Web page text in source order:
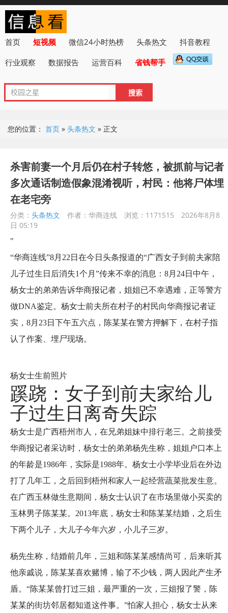
首页 短视频 微信24小时热榜 头条热文
抖音教程
行业观察
数据报告 运营百科 省钱帮手
您的位置： 首页 » 头条热文 » 正文
杀害前妻一个月后仍在村子转悠，被抓前与记者
多次通话制造假象混淆视听，村民：他将尸体埋
在老宅旁
分类： 头条热文 作者：华商连线 浏览：1171515
2026年8月8
日 05:19
"
“华商连线”8月22日在今日头条报道的“广西女子到前夫家陪
儿子过生日后消失1个月”传来不幸的消息：8月24日中午，
杨女士的弟弟告诉华商报记者，姐姐已不幸遇难，正等警方
做DNA鉴定。杨女士前夫所在村子的村民向华商报记者证
实，8月23日下午五六点，陈某某在警方押解下，在村子指
认了作案、埋尸现场。
杨女士生前照片
蹊跷：女子到前夫家给儿
子过生日离奇失踪
杨女士是广西梧州市人，在兄弟姐妹中排行老三。之前接受
华商报记者采访时，杨女士的弟弟杨先生称，姐姐户口本上
的年龄是1986年，实际是1988年。杨女士小学毕业后在外边
打了几年工，之后回到梧州和家人一起经营蔬菜批发生意。
在广西玉林做生意期间，杨女士认识了在市场里做小买卖的
玉林男子陈某某。2013年底，杨女士和陈某某结婚，之后生
下两个儿子，大儿子今年六岁，小儿子三岁。
杨先生称，结婚前几年，三姐和陈某某感情尚可，后来听其
他亲戚说，陈某某喜欢赌博，输了不少钱，两人因此产生矛
盾。“陈某某曾打过三姐，最严重的一次，三姐报了警，陈
某某的街坊邻居都知道这件事。”怕家人担心，杨女士从来